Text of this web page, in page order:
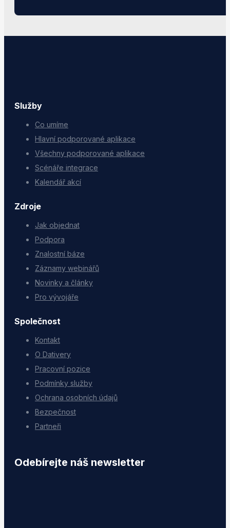
Služby
Co umíme
Hlavní podporované aplikace
Všechny podporované aplikace
Scénáře integrace
Kalendář akcí
Zdroje
Jak objednat
Podpora
Znalostní báze
Záznamy webinářů
Novinky a články
Pro vývojáře
Společnost
Kontakt
O Dativery
Pracovní pozice
Podmínky služby
Ochrana osobních údajů
Bezpečnost
Partneři
Odebírejte náš newsletter